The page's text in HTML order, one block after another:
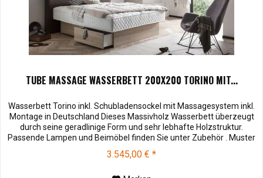
TUBE MASSAGE WASSERBETT 200X200 TORINO MIT...
Wasserbett Torino inkl. Schubladensockel mit Massagesystem inkl.
Montage in Deutschland Dieses Massivholz Wasserbett überzeugt
durch seine geradlinige Form und sehr lebhafte Holzstruktur.
Passende Lampen und Beimöbel finden Sie unter Zubehör . Muster
Rücksendung werden Ihnen die 10,00 € wieder vergütet....
3.545,00 € *